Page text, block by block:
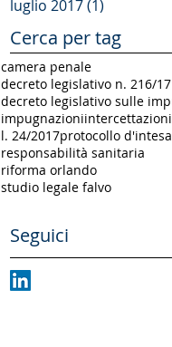
luglio 2017(1)
Cerca per tag
camera penale
decreto legislativo n. 216/17
impugnazioniintercettazioni
l. 24/2017protocollo d'intesa
responsabilità sanitaria
riforma orlando
studio legale falvo
Seguici